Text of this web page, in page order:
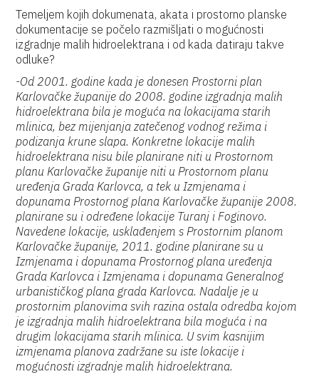
Temeljem kojih dokumenata, akata i prostorno planske
dokumentacije se počelo razmišljati o mogućnosti
izgradnje malih hidroelektrana i od kada datiraju takve
odluke?
-Od 2001. godine kada je donesen Prostorni plan
Karlovačke županije do 2008. godine izgradnja malih
hidroelektrana bila je moguća na lokacijama starih
mlinica, bez mijenjanja zatečenog vodnog režima i
podizanja krune slapa. Konkretne lokacije malih
hidroelektrana nisu bile planirane niti u Prostornom
planu Karlovačke županije niti u Prostornom planu
uređenja Grada Karlovca, a tek u Izmjenama i
dopunama Prostornog plana Karlovačke županije 2008.
planirane su i određene lokacije Turanj i Foginovo.
Navedene lokacije, usklađenjem s Prostornim planom
Karlovačke županije, 2011. godine planirane su u
Izmjenama i dopunama Prostornog plana uređenja
Grada Karlovca i Izmjenama i dopunama Generalnog
urbanističkog plana grada Karlovca. Nadalje je u
prostornim planovima svih razina ostala odredba kojom
je izgradnja malih hidroelektrana bila moguća i na
drugim lokacijama starih mlinica. U svim kasnijim
izmjenama planova zadržane su iste lokacije i
mogućnosti izgradnje malih hidroelektrana.